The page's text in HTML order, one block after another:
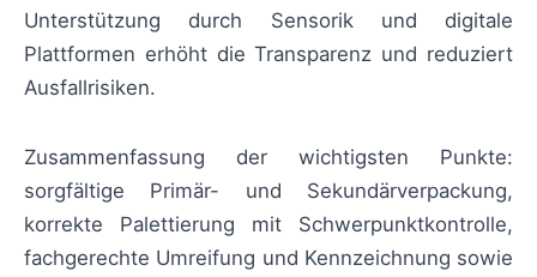
Unterstützung durch Sensorik und digitale
Plattformen erhöht die Transparenz und reduziert
Ausfallrisiken.
Zusammenfassung der wichtigsten Punkte:
sorgfältige Primär- und Sekundärverpackung,
korrekte Palettierung mit Schwerpunktkontrolle,
fachgerechte Umreifung und Kennzeichnung sowie